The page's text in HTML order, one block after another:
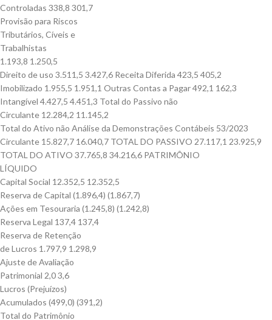
Controladas 338,8 301,7
Provisão para Riscos
Tributários, Cíveis e
Trabalhistas
1.193,8 1.250,5
Direito de uso 3.511,5 3.427,6 Receita Diferida 423,5 405,2
Imobilizado 1.955,5 1.951,1 Outras Contas a Pagar 492,1 162,3
Intangível 4.427,5 4.451,3 Total do Passivo não
Circulante 12.284,2 11.145,2
Total do Ativo não Análise da Demonstrações Contábeis 53/2023
Circulante 15.827,7 16.040,7 TOTAL DO PASSIVO 27.117,1 23.925,9
TOTAL DO ATIVO 37.765,8 34.216,6 PATRIMÔNIO
LÍQUIDO
Capital Social 12.352,5 12.352,5
Reserva de Capital (1.896,4) (1.867,7)
Ações em Tesouraria (1.245,8) (1.242,8)
Reserva Legal 137,4 137,4
Reserva de Retenção
de Lucros 1.797,9 1.298,9
Ajuste de Avaliação
Patrimonial 2,0 3,6
Lucros (Prejuízos)
Acumulados (499,0) (391,2)
Total do Patrimônio